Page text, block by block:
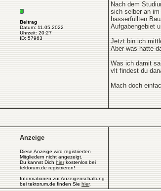
Beitrag
Datum: 11.05.2022
Uhrzeit: 20:27
ID: 57963
Nach dem
sich selber an
hasserfüllten
Aufgabengebiet
Jetzt bin ich
Aber was hatte
Was ich damit
vlt findest du
Mach doch
Anzeige
Diese Anzeige wird registrierten
Mitgliedern nicht angezeigt.
Du kannst Dich hierkostenlos bei
tektorum.de registrieren!
Informationen zur Anzeigenschaltung
bei tektorum.de finden Sie hier.